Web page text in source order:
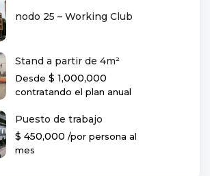
nodo 25 – Working Club
Stand a partir de 4m²
Desde $ 1,000,000
contratando el plan anual
Puesto de trabajo
$ 450,000 /por persona al
mes